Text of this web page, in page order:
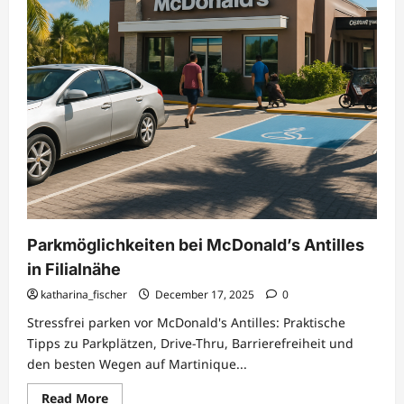
Parkmöglichkeiten bei McDonald’s Antilles
in Filialnähe
katharina_fischer December 17, 2025 0
Stressfrei parken vor McDonald's Antilles: Praktische
Tipps zu Parkplätzen, Drive-Thru, Barrierefreiheit und
den besten Wegen auf Martinique...
Read MoreRead